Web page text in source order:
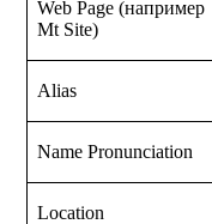
Web Page (например
Mt Site)
Alias
Name Pronunciation
Location